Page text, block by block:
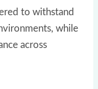
to withstand
while
across